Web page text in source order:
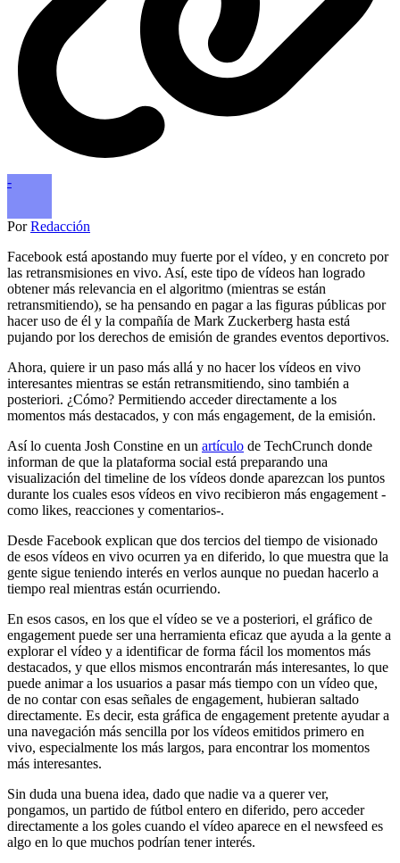
-
PorRedacción
Facebook está apostando muy fuerte por el vídeo, y en concreto por
las retransmisiones en vivo. Así, este tipo de vídeos han logrado
obtener más relevancia en el algoritmo (mientras se están
retransmitiendo), se ha pensando en pagar a las figuras públicas por
hacer uso de él y la compañía de Mark Zuckerberg hasta está
pujando por los derechos de emisión de grandes eventos deportivos.
Ahora, quiere ir un paso más allá y no hacer los vídeos en vivo
interesantes mientras se están retransmitiendo, sino también a
posteriori. ¿Cómo? Permitiendo acceder directamente a los
momentos más destacados, y con más engagement, de la emisión.
Así lo cuenta Josh Constine en un artículo de TechCrunch donde
informan de que la plataforma social está preparando una
visualización del timeline de los vídeos donde aparezcan los puntos
durante los cuales esos vídeos en vivo recibieron más engagement -
como likes, reacciones y comentarios-.
Desde Facebook explican que dos tercios del tiempo de visionado
de esos vídeos en vivo ocurren ya en diferido, lo que muestra que la
gente sigue teniendo interés en verlos aunque no puedan hacerlo a
tiempo real mientras están ocurriendo.
En esos casos, en los que el vídeo se ve a posteriori, el gráfico de
engagement puede ser una herramienta eficaz que ayuda a la gente a
explorar el vídeo y a identificar de forma fácil los momentos más
destacados, y que ellos mismos encontrarán más interesantes, lo que
puede animar a los usuarios a pasar más tiempo con un vídeo que,
de no contar con esas señales de engagement, hubieran saltado
directamente. Es decir, esta gráfica de engagement pretente ayudar a
una navegación más sencilla por los vídeos emitidos primero en
vivo, especialmente los más largos, para encontrar los momentos
más interesantes.
Sin duda una buena idea, dado que nadie va a querer ver,
pongamos, un partido de fútbol entero en diferido, pero acceder
directamente a los goles cuando el vídeo aparece en el newsfeed es
algo en lo que muchos podrían tener interés.